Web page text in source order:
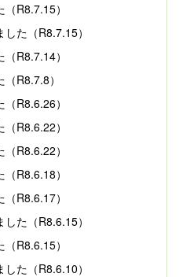
R8.7.15）
た（R8.7.15）
R8.7.14）
R8.7.8）
R8.6.26）
R8.6.22）
R8.6.22）
R8.6.18）
R8.6.17）
た（R8.6.15）
R8.6.15）
た（R8.6.10）